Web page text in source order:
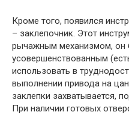
Кроме того, появился
– заклепочник. Этот
рычажным механизмом, он
усовершенствованным
использовать в
выполнении привода на
заклепки захватывается,
При наличии готовых